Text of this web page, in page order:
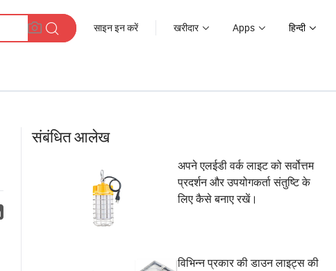
साइन इन करें खरीदार Apps हिन्दी
संबंधित आलेख
अपने एलईडी वर्क लाइट को सर्वोत्तम
प्रदर्शन और उपयोगकर्ता संतुष्टि के
लिए कैसे बनाए रखें।
विभिन्न प्रकार की डाउन लाइट्स की